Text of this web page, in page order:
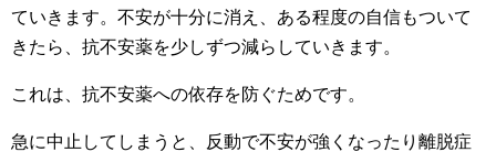
ていきます。不安が十分に消え、ある程度の自信もついて
きたら、抗不安薬を少しずつ減らしていきます。
これは、抗不安薬への依存を防ぐためです。
急に中止してしまうと、反動で不安が強くなったり離脱症